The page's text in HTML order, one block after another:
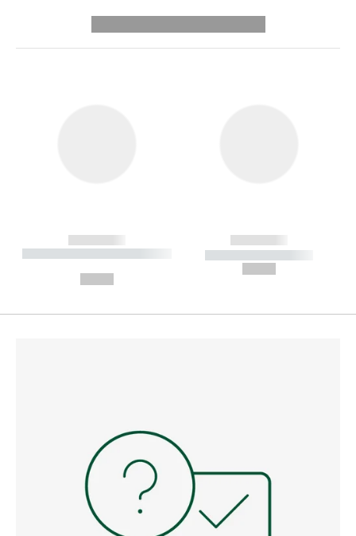
------------
----------- ----------- --------
------------
----------- -----------